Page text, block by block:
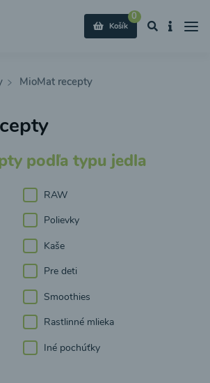
0
Košík
MioMat recepty
podľa typu jedla
RAW
Polievky
Kaše
Pre deti
Smoothies
Rastlinné mlieka
Iné pochúťky